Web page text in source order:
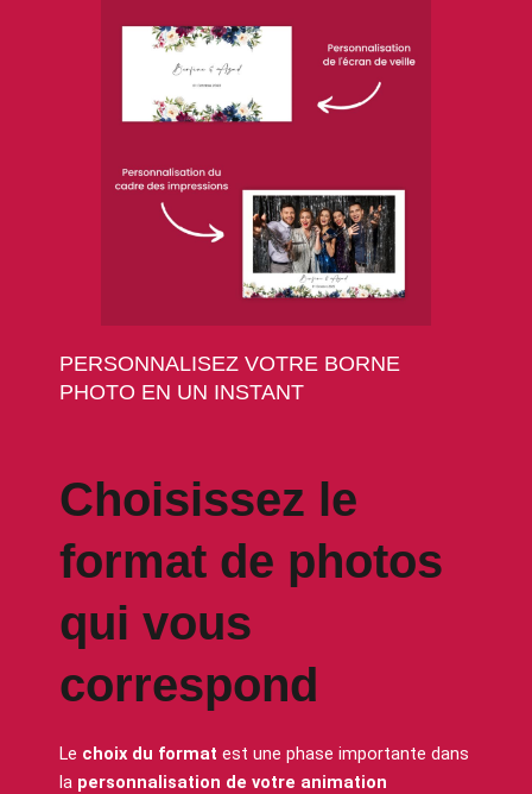
PERSONNALISEZ VOTRE BORNE
PHOTO EN UN INSTANT
Choisissez le
format de photos
qui vous
correspond
Le choix du format est une phase importante dans
la personnalisation de votre animation